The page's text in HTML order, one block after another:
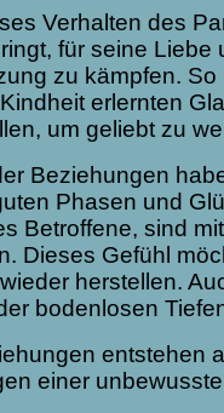
Verhalten des
für seine Liebe
zu kämpfen.
erlernten
um geliebt zu
Beziehungen
Phasen und
Betroffene, sind
Dieses Gefühl
herstellen.
bodenlosen
entstehen
einer